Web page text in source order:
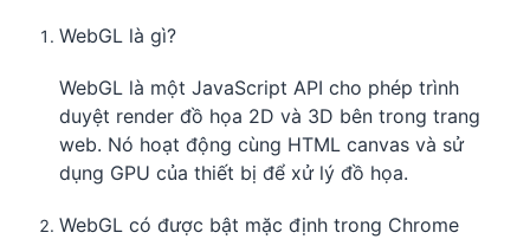
WebGL là gì?
WebGL là một JavaScript API cho phép trình
duyệt render đồ họa 2D và 3D bên trong trang
web. Nó hoạt động cùng HTML canvas và sử
dụng GPU của thiết bị để xử lý đồ họa.
WebGL có được bật mặc định trong Chrome